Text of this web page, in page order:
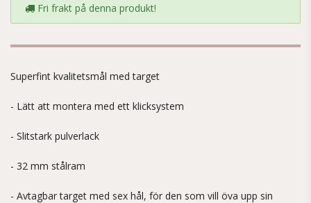
Fri frakt på denna produkt!
Superfint kvalitetsmål med target
- Lätt att montera med ett klicksystem
- Slitstark pulverlack
- 32 mm stålram
- Avtagbar target med sex hål, för den som vill öva upp sin